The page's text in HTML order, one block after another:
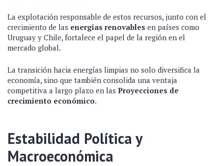
La explotación responsable de estos recursos, junto con el
crecimiento de las energías renovables en países como
Uruguay y Chile, fortalece el papel de la región en el
mercado global.
La transición hacia energías limpias no solo diversifica la
economía, sino que también consolida una ventaja
competitiva a largo plazo en las Proyecciones de
crecimiento económico.
Estabilidad Política y
Macroeconómica